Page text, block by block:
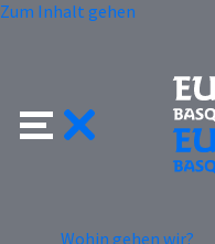
Zum Inhalt gehen
Wohin gehen wir?